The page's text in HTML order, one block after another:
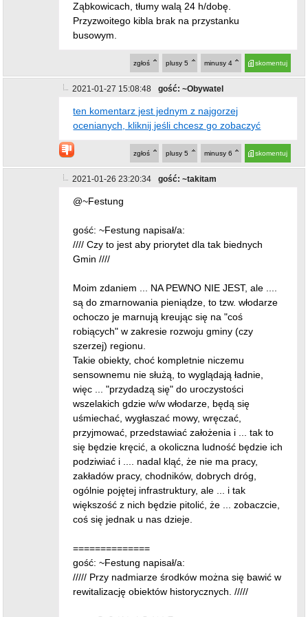
Ząbkowicach, tłumy walą 24 h/dobę.
Przyzwoitego kibla brak na przystanku
busowym.
skomentuj
minusy 4
plusy 5
zgłoś
2021-01-27 15:08:48 gość: ~Obywatel
ten komentarz jest jednym z najgorzej
ocenianych, kliknij jeśli chcesz go zobaczyć
skomentuj
minusy 6
plusy 5
zgłoś
2021-01-26 23:20:34 gość: ~takitam
@~Festung
gość: ~Festung napisał/a:
//// Czy to jest aby priorytet dla tak biednych
Gmin ////
Moim zdaniem ... NA PEWNO NIE JEST, ale ....
są do zmarnowania pieniądze, to tzw. włodarze
ochoczo je marnują kreując się na "coś
robiących" w zakresie rozwoju gminy (czy
szerzej) regionu.
Takie obiekty, choć kompletnie niczemu
sensownemu nie służą, to wyglądają ładnie,
więc ... "przydadzą się" do uroczystości
wszelakich gdzie w/w włodarze, będą się
uśmiechać, wygłaszać mowy, wręczać,
przyjmować, przedstawiać założenia i ... tak to
się będzie kręcić, a okoliczna ludność będzie ich
podziwiać i .... nadal kląć, że nie ma pracy,
zakładów pracy, chodników, dobrych dróg,
ogólnie pojętej infrastruktury, ale ... i tak
większość z nich będzie pitolić, że ... zobaczcie,
coś się jednak u nas dzieje.
==============
gość: ~Festung napisał/a:
///// Przy nadmiarze środków można się bawić w
rewitalizację obiektów historycznych. /////